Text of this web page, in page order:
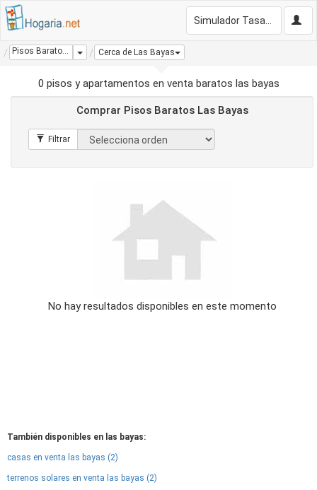
Pisos Baratos Las Bayas Dropdown
Cerca de Las Bayas
0 pisos y apartamentos en venta baratos las bayas
Comprar Pisos Baratos Las Bayas
No hay resultados disponibles en este momento
También disponibles en las bayas:
casas en venta las bayas (2)
terrenos solares en venta las bayas (2)